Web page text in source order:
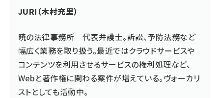
JURI（木村充里）
暁の法律事務所 代表弁護士。訴訟、予防法務など
幅広く業務を取り扱う。最近ではクラウドサービスや
コンテンツを利用させるサービスの権利処理など、
Webと著作権に関わる案件が増えている。ヴォーカリ
ストとしても活動中。